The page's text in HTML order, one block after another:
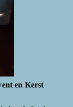
en Kerst